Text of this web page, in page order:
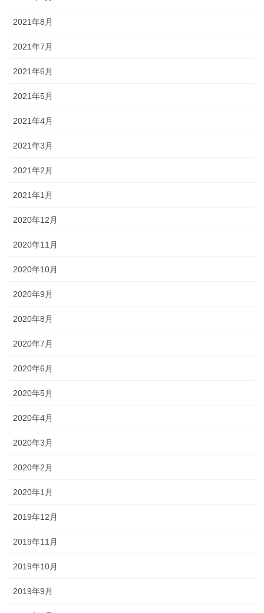
2021年8月
2021年7月
2021年6月
2021年5月
2021年4月
2021年3月
2021年2月
2021年1月
2020年12月
2020年11月
2020年10月
2020年9月
2020年8月
2020年7月
2020年6月
2020年5月
2020年4月
2020年3月
2020年2月
2020年1月
2019年12月
2019年11月
2019年10月
2019年9月